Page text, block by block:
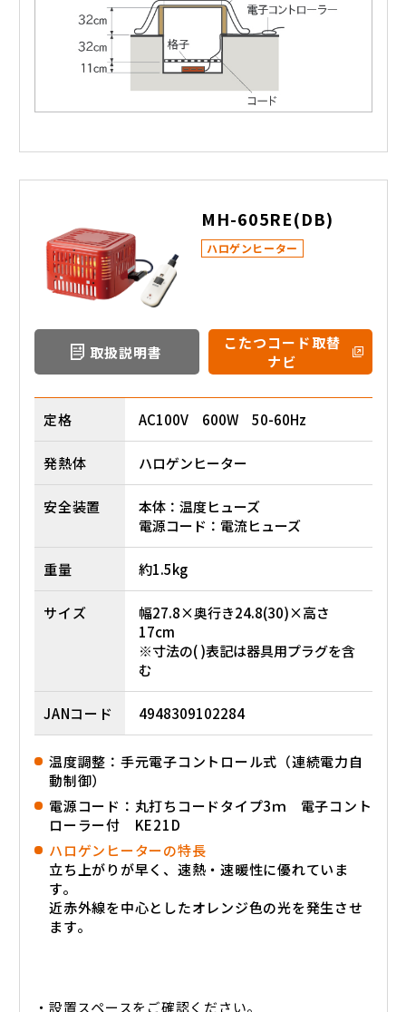
MH-605RE(DB)
ハロゲンヒーター
取扱説明書
こたつコード取替
ナビ
定格 AC100V 600W 50-60Hz
発熱体 ハロゲンヒーター
安全装置
本体：温度ヒューズ
電源コード：電流ヒューズ
重量 約1.5kg
サイズ
幅27.8×奥行き24.8(30)×高さ
17cm
※寸法の( )表記は器具用プラグを含
む
JANコード 4948309102284
温度調整：手元電子コントロール式（連続電力自
動制御）
電源コード：丸打ちコードタイプ3ｍ 電子コント
ローラー付 KE21D
ハロゲンヒーターの特長
立ち上がりが早く、速熱・速暖性に優れていま
す。
近赤外線を中心としたオレンジ色の光を発生させ
ます。
・設置スペースをご確認ください。